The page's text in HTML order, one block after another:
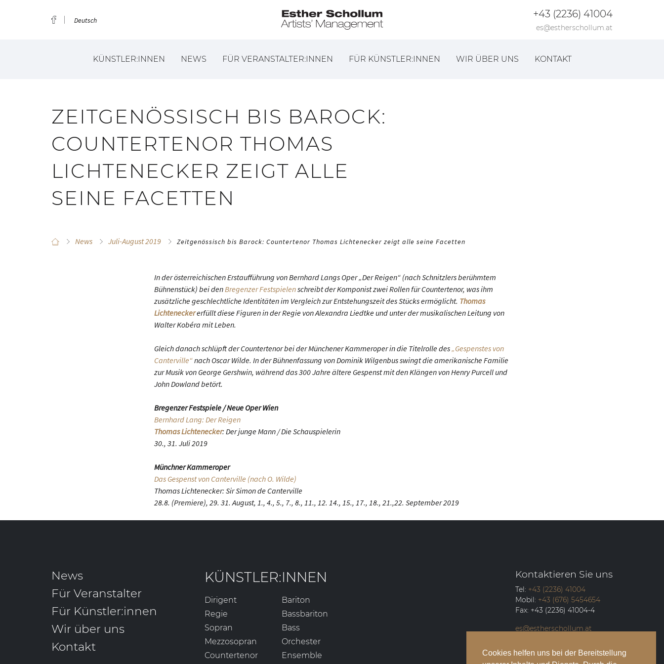
Cookies helfen uns bei der Bereitstellung
Deutsch
+43 (2236) 41004
es@estherschollum.at
KÜNSTLER:INNEN NEWS FÜR VERANSTALTER:INNEN FÜR KÜNSTLER:INNEN WIR ÜBER UNS KONTAKT
ZEITGENÖSSISCH BIS BAROCK:
COUNTERTENOR THOMAS
LICHTENECKER ZEIGT ALLE
SEINE FACETTEN
News Juli-August 2019 Zeitgenössisch bis Barock: Countertenor Thomas Lichtenecker zeigt alle seine Facetten
In der österreichischen Erstaufführung von Bernhard Langs Oper „Der Reigen“ (nach Schnitzlers berühmtem
Bühnenstück) bei denBregenzer Festspielenschreibt der Komponist zwei Rollen für Countertenor, was ihm
zusätzliche geschlechtliche Identitäten im Vergleich zur Entstehungszeit des Stücks ermöglicht. Thomas
Lichteneckererfüllt diese Figuren in der Regie von Alexandra Liedtke und unter der musikalischen Leitung von
Walter Kobéra mit Leben.
Gleich danach schlüpft der Countertenor bei der Münchener Kammeroper in die Titelrolle des„Gespenstes von
Canterville“nach Oscar Wilde. In der Bühnenfassung von Dominik Wilgenbus swingt die amerikanische Familie
zur Musik von George Gershwin, während das 300 Jahre ältere Gespenst mit den Klängen von Henry Purcell und
John Dowland betört.
Bregenzer Festspiele / Neue Oper Wien
Bernhard Lang: Der Reigen
Thomas Lichtenecker: Der junge Mann / Die Schauspielerin
30., 31. Juli 2019
Münchner Kammeroper
Das Gespenst von Canterville (nach O. Wilde)
Thomas Lichtenecker: Sir Simon de Canterville
28.8. (Premiere), 29. 31. August, 1., 4., 5., 7., 8., 11., 12. 14., 15., 17., 18., 21.,22. September 2019
KÜNSTLER:INNEN
Dirigent
Regie
Sopran
Mezzosopran
Countertenor
Bariton
Bassbariton
Bass
Orchester
Ensemble
News
Für Veranstalter
Für Künstler:innen
Wir über uns
Kontakt
Kontaktieren Sie uns
Tel: +43 (2236) 41004
Mobil: +43 (676) 5454654
Fax: +43 (2236) 41004-4
es@estherschollum.at
Guntramsdorfer Straße 12/2
2340 Mödling